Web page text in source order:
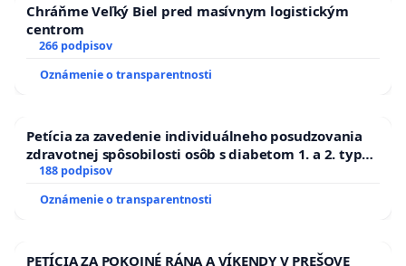
Chráňme Veľký Biel pred masívnym logistickým
centrom
266 podpisov
Oznámenie o transparentnosti
Petícia za zavedenie individuálneho posudzovania
zdravotnej spôsobilosti osôb s diabetom 1. a 2. typu
pri prijímaní do Policajného zboru SR
188 podpisov
Oznámenie o transparentnosti
PETÍCIA ZA POKOJNÉ RÁNA A VÍKENDY V PREŠOVE